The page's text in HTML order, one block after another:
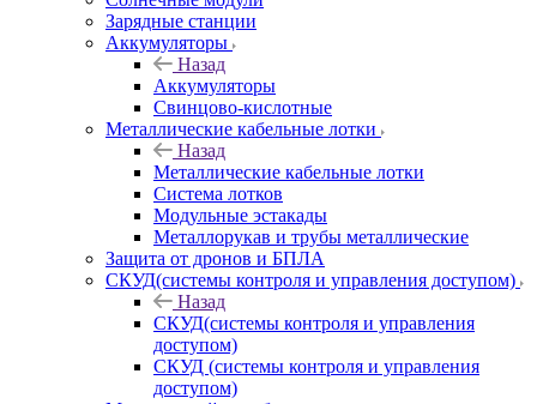
Зарядные станции
Аккумуляторы
Назад
Аккумуляторы
Свинцово-кислотные
Металлические кабельные лотки
Назад
Металлические кабельные лотки
Система лотков
Модульные эстакады
Металлорукав и трубы металлические
Защита от дронов и БПЛА
СКУД(системы контроля и управления доступом)
Назад
СКУД(системы контроля и управления
доступом)
СКУД (системы контроля и управления
доступом)